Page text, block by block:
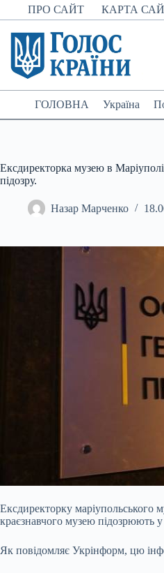
Перейти
до
вмісту
ПРО САЙТ КАРТА
ГОЛОВНА Україна
Ексдиректорка музею в
підозру.
Назар Марченко
Ексдиректорку маріупольського
краєзнавчого музею підозрюють у
Як повідомляє Укрінформ, цю